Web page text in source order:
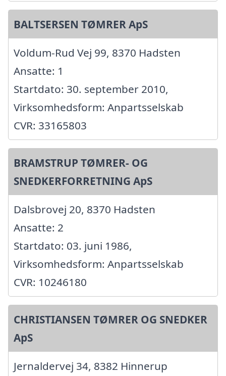
BALTSERSEN TØMRER ApS
Voldum-Rud Vej 99, 8370 Hadsten
Ansatte: 1
Startdato: 30. september 2010,
Virksomhedsform: Anpartsselskab
CVR: 33165803
BRAMSTRUP TØMRER- OG
SNEDKERFORRETNING ApS
Dalsbrovej 20, 8370 Hadsten
Ansatte: 2
Startdato: 03. juni 1986,
Virksomhedsform: Anpartsselskab
CVR: 10246180
CHRISTIANSEN TØMRER OG SNEDKER
ApS
Jernaldervej 34, 8382 Hinnerup